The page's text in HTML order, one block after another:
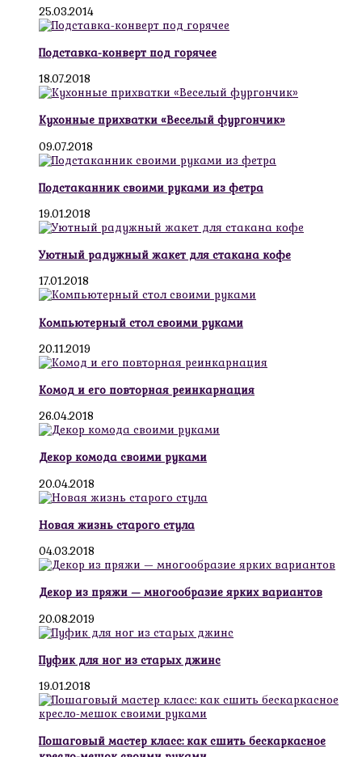
25.03.2014
Подставка-конверт под горячее
18.07.2018
Кухонные прихватки «Веселый фургончик»
09.07.2018
Подстаканник своими руками из фетра
19.01.2018
Уютный радужный жакет для стакана кофе
17.01.2018
Компьютерный стол своими руками
20.11.2019
Комод и его повторная реинкарнация
26.04.2018
Декор комода своими руками
20.04.2018
Новая жизнь старого стула
04.03.2018
Декор из пряжи — многообразие ярких вариантов
20.08.2019
Пуфик для ног из старых джинс
19.01.2018
Пошаговый мастер класс: как сшить бескаркасное